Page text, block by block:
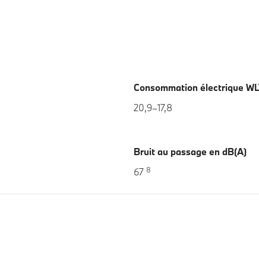
Consommation électrique
20,9–17,8
Bruit au passage en dB(A)
67 8